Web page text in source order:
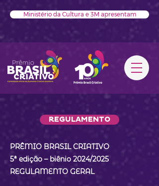
Ministério da Cultura e 3M apresentam
REGULAMENTO
PRÊMIO BRASIL CRIATIVO
5ª edição – biênio 2024/2025
REGULAMENTO GERAL